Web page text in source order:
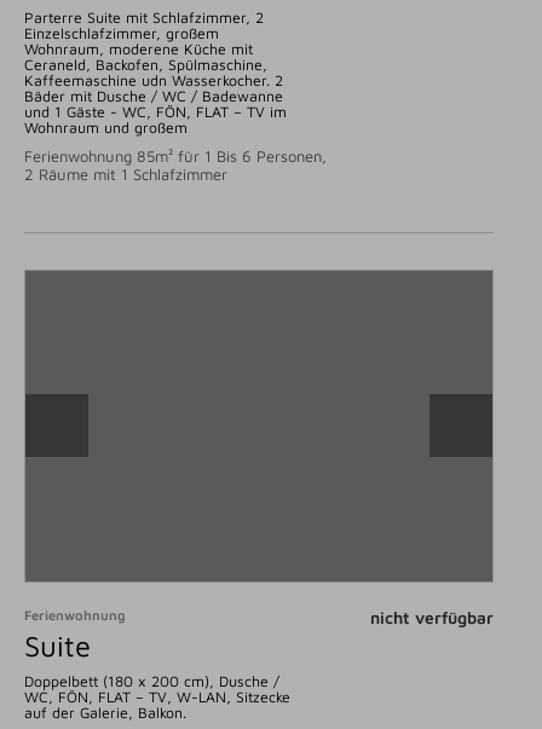
Parterre Suite mit Schlafzimmer, 2
Einzelschlafzimmer, großem
Wohnraum, moderene Küche mit
Ceraneld, Backofen, Spülmaschine,
Kaffeemaschine udn Wasserkocher. 2
Bäder mit Dusche / WC / Badewanne
und 1 Gäste - WC, FÖN, FLAT – TV im
Wohnraum und großem
Ferienwohnung 85m² für 1 Bis 6 Personen,
2 Räume mit 1 Schlafzimmer
Ferienwohnung
Suite
Doppelbett (180 x 200 cm), Dusche /
WC, FÖN, FLAT – TV, W-LAN, Sitzecke
auf der Galerie, Balkon.
nicht verfügbar